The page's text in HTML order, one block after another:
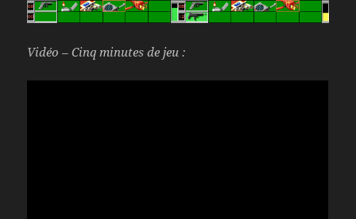
Vidéo – Cinq minutes de jeu :